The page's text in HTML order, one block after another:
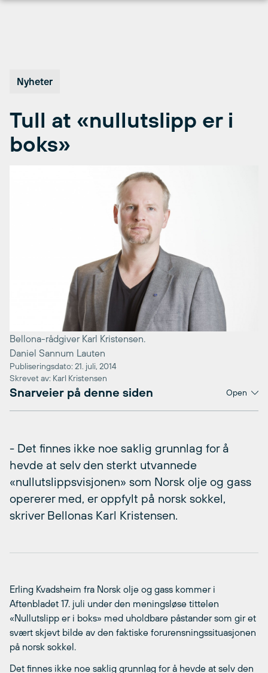
Nyheter
Tull at «nullutslipp er i
boks»
Bellona-rådgiver Karl Kristensen.
Daniel Sannum Lauten
Publiseringsdato: 21. juli, 2014
Skrevet av: Karl Kristensen
Snarveier på denne siden Open
- Det finnes ikke noe saklig grunnlag for å
hevde at selv den sterkt utvannede
«nullutslippsvisjonen» som Norsk olje og gass
opererer med, er oppfylt på norsk sokkel,
skriver Bellonas Karl Kristensen.
Erling Kvadsheim fra Norsk olje og gass kommer i
Aftenbladet 17. juli under den meningsløse tittelen
«Nullutslipp er i boks» med uholdbare påstander som gir et
svært skjevt bilde av den faktiske forurensningssituasjonen
på norsk sokkel.
Det finnes ikke noe saklig grunnlag for å hevde at selv den